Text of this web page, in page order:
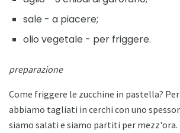
sale - a piacere;
olio vegetale - per friggere.
preparazione
Come friggere le zucchine in pastella?
abbiamo tagliati in cerchi con uno
siamo salati e siamo partiti per mezz'ora.